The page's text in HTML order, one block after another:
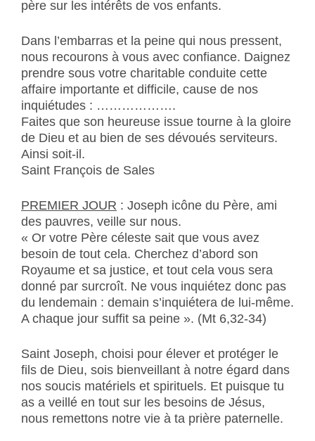
père sur les intérêts de vos enfants.
Dans l’embarras et la peine qui nous pressent,
nous recourons à vous avec confiance. Daignez
prendre sous votre charitable conduite cette
affaire importante et difficile, cause de nos
inquiétudes : ……………….
Faites que son heureuse issue tourne à la gloire
de Dieu et au bien de ses dévoués serviteurs.
Ainsi soit-il.
Saint François de Sales
PREMIER JOUR : Joseph icône du Père, ami
des pauvres, veille sur nous.
« Or votre Père céleste sait que vous avez
besoin de tout cela. Cherchez d’abord son
Royaume et sa justice, et tout cela vous sera
donné par surcroît. Ne vous inquiétez donc pas
du lendemain : demain s’inquiétera de lui-même.
A chaque jour suffit sa peine ». (Mt 6,32-34)
Saint Joseph, choisi pour élever et protéger le
fils de Dieu, sois bienveillant à notre égard dans
nos soucis matériels et spirituels. Et puisque tu
as a veillé en tout sur les besoins de Jésus,
nous remettons notre vie à ta prière paternelle.